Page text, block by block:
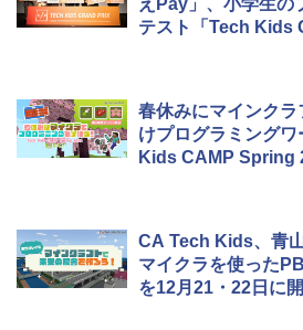
えPay」、小学生の
テスト「Tech Kids
春休みにマインクラ
けプログラミング
Kids CAMP Spring
CA Tech Kids、青
マイクラを使った
を12月21・22日に